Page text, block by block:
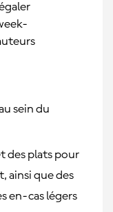
sein du
des plats pour
ainsi que des
en-cas légers